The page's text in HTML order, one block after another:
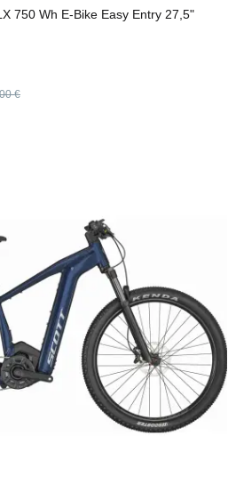
750 Wh E-Bike Easy Entry 27,5"
€